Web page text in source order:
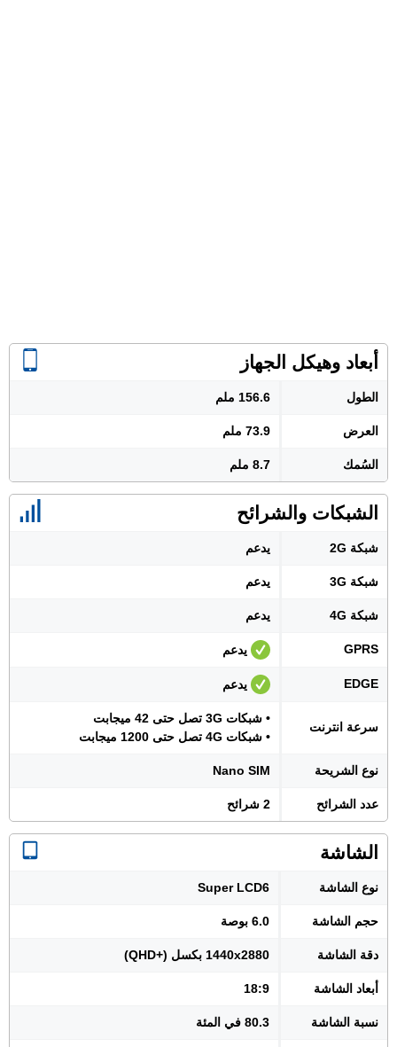
أبعاد وهيكل الجهاز
الطول 156.6 ملم
العرض 73.9 ملم
السُمك 8.7 ملم
الشبكات والشرائح
شبكة 2G يدعم
شبكة 3G يدعم
شبكة 4G يدعم
GPRS يدعم
EDGE يدعم
سرعة انترنت
• شبكات 3G تصل حتى 42 ميجابت
• شبكات 4G تصل حتى 1200 ميجابت
نوع الشريحة Nano SIM
عدد الشرائح 2 شرائح
الشاشة
نوع الشاشة Super LCD6
حجم الشاشة 6.0 بوصة
دقة الشاشة 1440x2880 بكسل (+QHD)
أبعاد الشاشة 18:9
نسبة الشاشة 80.3 في المئة